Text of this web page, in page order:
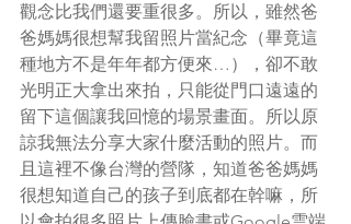
觀念比我們還要重很多。所以，雖然爸
爸媽媽很想幫我留照片當紀念（畢竟這
種地方不是年年都方便來…），卻不敢
光明正大拿出來拍，只能從門口遠遠的
留下這個讓我回憶的場景畫面。所以原
諒我無法分享大家什麼活動的照片。而
且這裡不像台灣的營隊，知道爸爸媽媽
很想知道自己的孩子到底都在幹嘛，所